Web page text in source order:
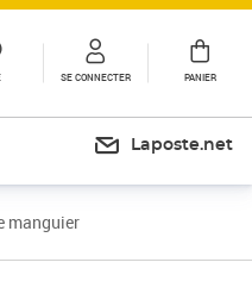
SE CONNECTER PANIER
Laposte.net
manguier